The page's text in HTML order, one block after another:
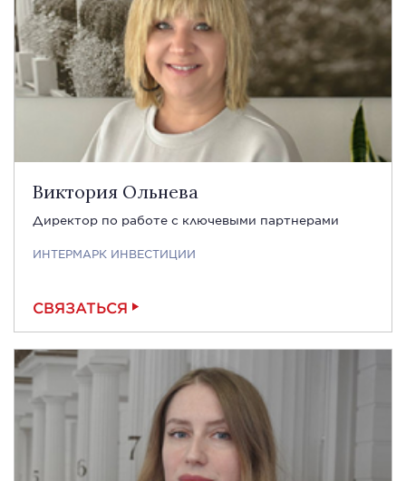
Виктория Ольнева
Директор по работе с ключевыми партнерами
ИНТЕРМАРК ИНВЕСТИЦИИ
СВЯЗАТЬСЯ